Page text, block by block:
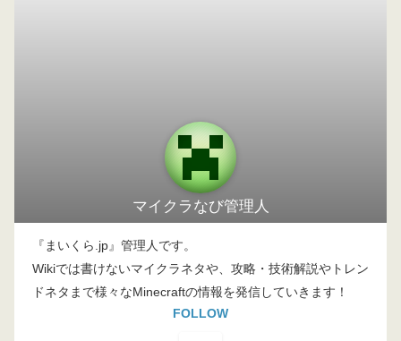
マイクラなび管理人
『まいくら.jp』管理人です。
Wikiでは書けないマイクラネタや、攻略・技術解説やトレン
ドネタまで様々なMinecraftの情報を発信していきます！
FOLLOW